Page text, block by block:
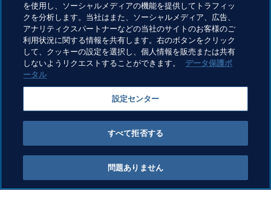
Spain Argentina CONMEBOL France
Kosovo Costa Rica CONCACAF
Uzbekistan AFC Gabon
FIFA/Coca-Cola Men’s World
Ranking
を使用し、ソーシャルメディアの機能を提供してトラフィッ
クを分析します。当社はまた、ソーシャルメディア、広告、
アナリティクスパートナーなどの当社のサイトのお客様のご
利用状況に関する情報を共有します。右のボタンをクリック
して、クッキーの設定を選択し、個人情報を販売または共有
しないようリクエストすることができます。
データ保護ポ
ータル
設定センター
すべて拒否する
問題ありません